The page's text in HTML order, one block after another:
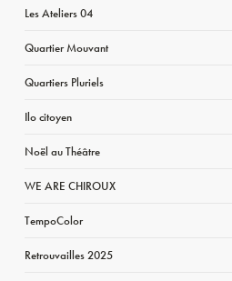
Les Ateliers 04
Quartier Mouvant
Quartiers Pluriels
Ilo citoyen
Noël au Théâtre
WE ARE CHIROUX
TempoColor
Retrouvailles 2025